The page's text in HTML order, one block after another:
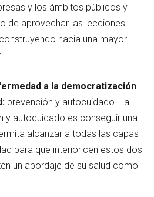
y los ámbitos públicos y
de aprovechar las lecciones
hacia una mayor
a la democratización
prevención y autocuidado. La
y autocuidado es conseguir una
alcanzar a todas las capas
para que interioricen estos dos
un abordaje de su salud como